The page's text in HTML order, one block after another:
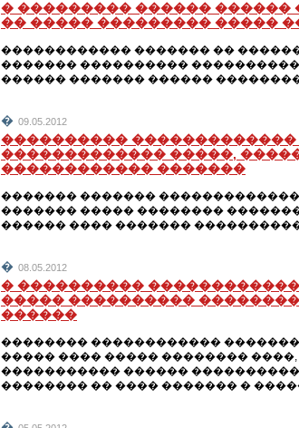
� ��������� ������
�� ����� ��������� �����
������������ ������� ��
������� ����������
������ ������� ������
� 09.05.2012
����������
������������� �����,
������������ �������
������� �������
������� ����� ��������
������ ���� �������
� 08.05.2012
� ����������
����� ����������
������
�������� ������������
����� ���� ����� ��������
����������� ������
�������� �� ���� ������� �